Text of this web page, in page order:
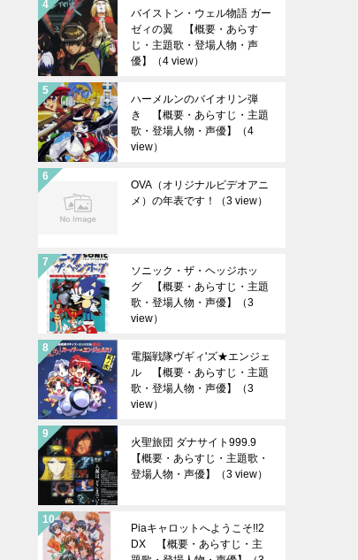
バイストン・ウェル物語 ガー
ゼィの翼 【概要・あらす
じ・主題歌・登場人物・声
優】
（4 view）
ハーメルンのバイオリン弾
き 【概要・あらすじ・主題
歌・登場人物・声優】
（4
view）
OVA（オリジナルビデオアニ
メ）の年表です！
（3 view）
ソニック・ザ・ヘッジホッ
グ 【概要・あらすじ・主題
歌・登場人物・声優】
（3
view）
電脳戦隊ヴギィ'ズ★エンジェ
ル 【概要・あらすじ・主題
歌・登場人物・声優】
（3
view）
火聖旅団 ダナサイト999.9
【概要・あらすじ・主題歌・
登場人物・声優】
（3 view）
Piaキャロットへようこそ!!2
DX 【概要・あらすじ・主